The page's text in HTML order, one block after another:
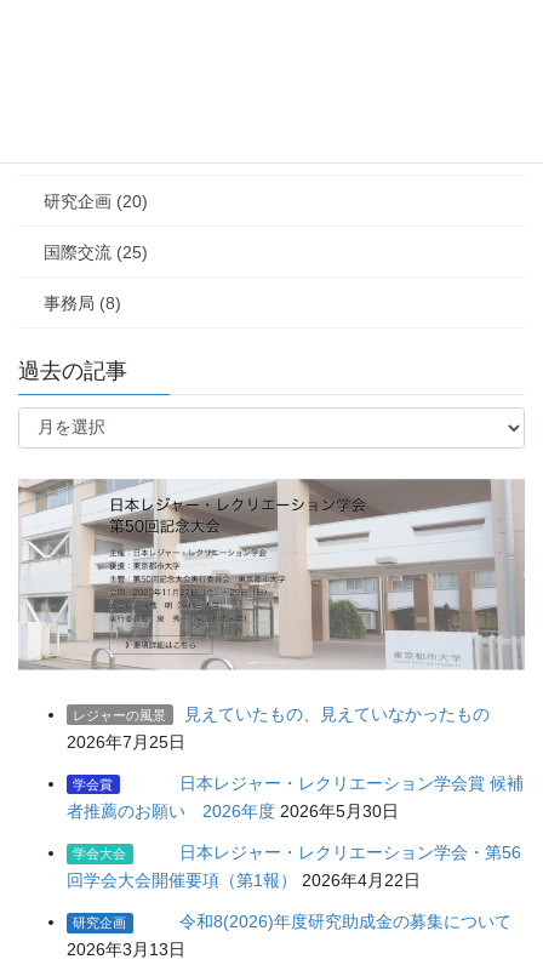
研究企画 (20)
国際交流 (25)
事務局 (8)
過去の記事
過
記
事
レジャーの風景
見えていたもの、見えていなかったもの
2026年7月25日
学会賞
日本レジャー・レクリエーション学会賞 候補
者推薦のお願い 2026年度 2026年5月30日
学会大会
日本レジャー・レクリエーション学会・第56
回学会大会開催要項（第1報）
2026年4月22日
研究企画
令和8(2026)年度研究助成金の募集について
2026年3月13日